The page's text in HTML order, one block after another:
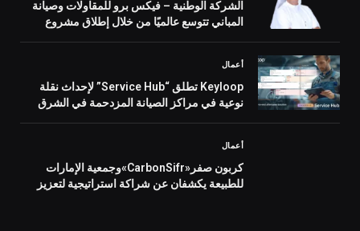
الشركة الوطنية – فيكس برو للمقاولات وصيانة
المباني تتوسع عالميًا من خلال إطلاق مشروع
أعمال
Keyloop تطلق “Service Hub” لإحداث نقلة
نوعية في مراكز الصيانة المزدحمة في الشرق
أعمال
كربون صفر«CarbonSifr»وجمعية الإمارات
للطبيعة يكشفان عن شراكة استراتيجية لتعزيز